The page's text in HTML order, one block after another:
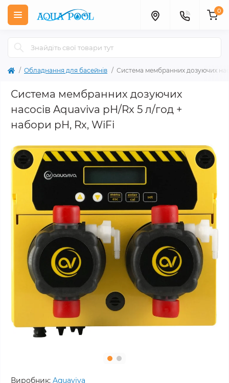
0
Обладнання для басейнів Система мембранних дозуючих
Система мембранних дозуючих
насосів Aquaviva pH/Rx 5 л/год +
набори pH, Rx, WiFi
Виробник: Aquaviva